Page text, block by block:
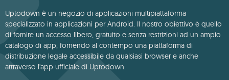
Uptodown è un negozio di applicazioni multipiattaforma
specializzato in applicazioni per Android. Il nostro obiettivo è quello
di fornire un accesso libero, gratuito e senza restrizioni ad un ampio
catalogo di app, fornendo al contempo una piattaforma di
distribuzione legale accessibile da qualsiasi browser e anche
attraverso l'app ufficiale di Uptodown.